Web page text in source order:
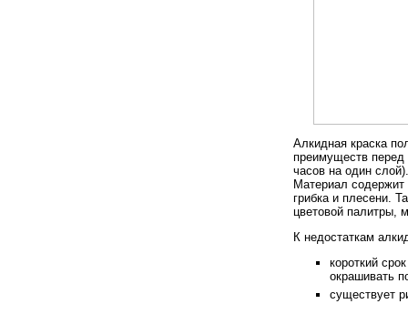
Алкидная краска
преимуществ перед
часов на один
Материал
грибка и плесени.
цветовой палитры,
К недостаткам
короткий
окрашивать
существует